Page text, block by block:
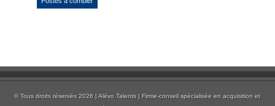
© Tous droits réservés 2026 | Alévo Talents | Firme-conseil spécialisée en acquisition et